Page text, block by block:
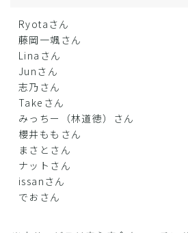
Ryotaさん
藤岡一颯さん
Linaさん
Junさん
志乃さん
Takeさん
みっちー（林道徳）さん
櫻井ももさん
まさとさん
ナットさん
issanさん
でおさん